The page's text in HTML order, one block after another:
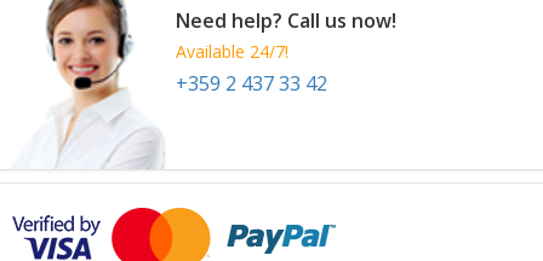
Need help? Call us now!
Available 24/7!
+359 2 437 33 42